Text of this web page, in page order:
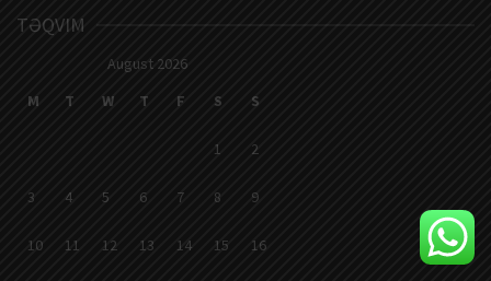
TƏQVIM
August 2026
M
T W T F S S
1 2
3 4 5 6 7 8 9
10 11 12 13 14 15 16